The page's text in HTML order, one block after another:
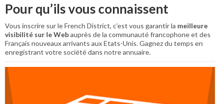
Pour qu’ils vous connaissent
Vous inscrire sur le French District, c’est vous garantir la meilleure
visibilité sur le Webauprès de la communauté francophone et des
Français nouveaux arrivants aux Etats-Unis. Gagnez du temps en
enregistrant votre société dans notre annuaire.